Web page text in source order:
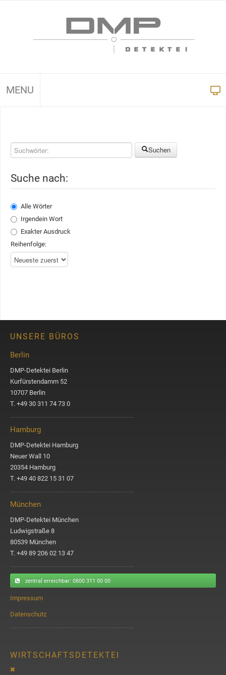
MENU
Suchen
Suche nach:
Alle Wörter
Irgendein Wort
Exakter Ausdruck
Reihenfolge:
UNSERE BÜROS
Berlin
DMP-Detektei Berlin
Kurfürstendamm 52
10707 Berlin
T. +49 30 311 74 73 0
Hamburg
DMP-Detektei Hamburg
Neuer Wall 10
20354 Hamburg
T. +49 40 822 15 31 07
München
DMP-Detektei München
Ludwigstraße 8
80539 München
T. +49 89 206 02 13 47
zentral erreichbar: 0800 311 00 00
Impressum
Datenschutz
WIRTSCHAFTSDETEKTEI